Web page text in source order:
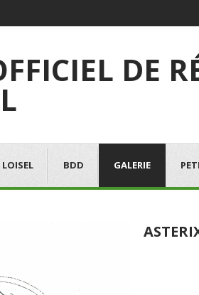
DE
LOISEL BDD GALERIE